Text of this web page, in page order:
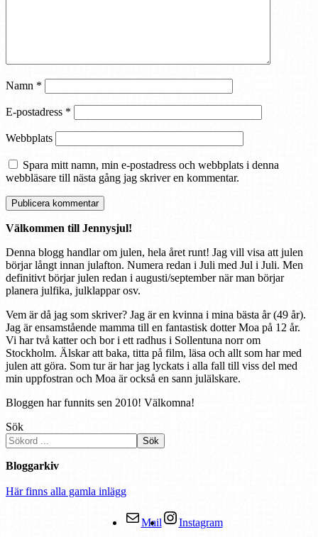
Namn *
E-postadress *
Webbplats
Spara mitt namn, min e-postadress och webbplats i denna
webbläsare till nästa gång jag skriver en kommentar.
Välkommen till Jennysjul!
Denna blogg handlar om julen, hela året runt! Jag vill visa att julen
börjar långt innan julafton. Numera redan i Juli med Jul i Juli. Men
definitivt börjar julen redan i augusti/september när man börjar
planera julfika, julklappar osv.
Vem är då jag som skriver? Jag är en kvinna i mina bästa år (49 år).
Jag är ensamstående mamma till en fantastisk dotter Moa på 12 år.
Vi har två katter och bor i ett radhus i Sollentuna norr om
Stockholm. Älskar att baka, titta på film, läsa och allt som har med
julen att göra. Som tur är har jag lyckats i alla fall till viss del med
min uppfostran och Moa är också en sann julälskare.
Bloggen har funnits sen 2010! Välkomna!
Sök
Sök
Bloggarkiv
Här finns alla gamla inlägg
Mail Instagram